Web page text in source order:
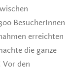
BesucherInnen
erreichten
die ganze
Vor den